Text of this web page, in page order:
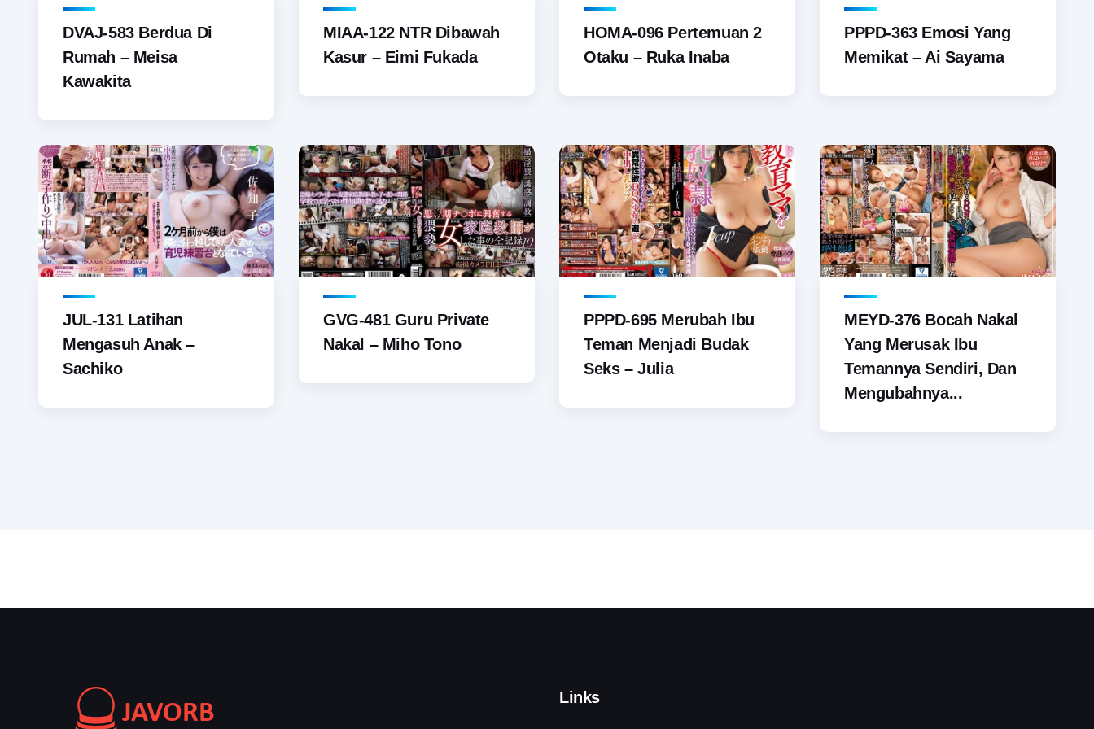
DVAJ-583 Berdua Di
Rumah – Meisa
Kawakita
MIAA-122 NTR Dibawah
Kasur – Eimi Fukada
HOMA-096 Pertemuan 2
Otaku – Ruka Inaba
PPPD-363 Emosi Yang
Memikat – Ai Sayama
JUL-131 Latihan
Mengasuh Anak –
Sachiko
GVG-481 Guru Private
Nakal – Miho Tono
PPPD-695 Merubah Ibu
Teman Menjadi Budak
Seks – Julia
MEYD-376 Bocah Nakal
Yang Merusak Ibu
Temannya Sendiri, Dan
Mengubahnya...
Links